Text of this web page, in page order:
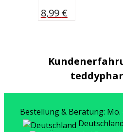
8,99 €
Bestellung & Beratung: Mo.
Deutschland